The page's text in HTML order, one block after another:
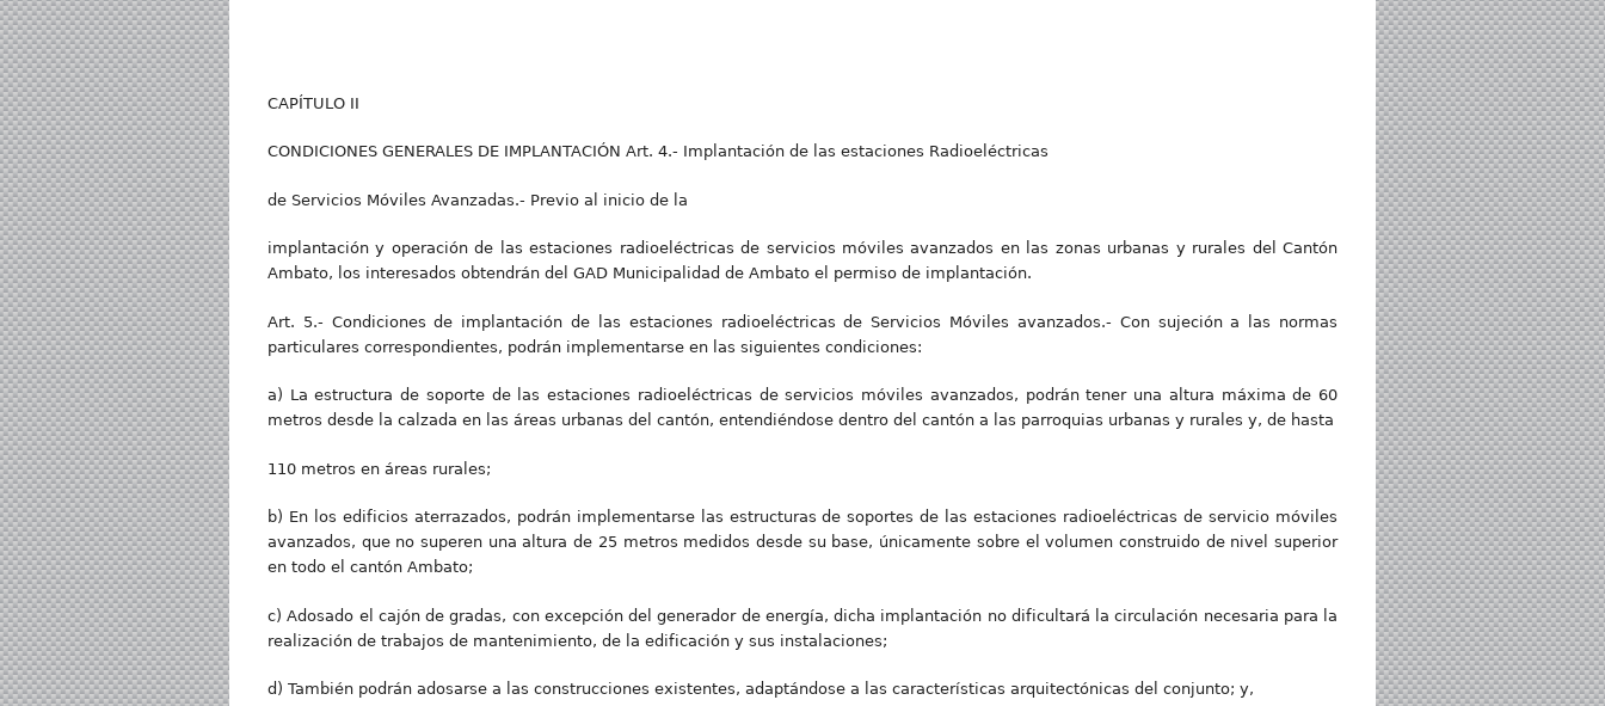
CAPÍTULO II
CONDICIONES GENERALES DE IMPLANTACIÓN Art. 4.- Implantación de las estaciones Radioeléctricas
de Servicios Móviles Avanzadas.- Previo al inicio de la
implantación y operación de las estaciones radioeléctricas de servicios móviles avanzados en las zonas urbanas y rurales del Cantón
Ambato, los interesados obtendrán del GAD Municipalidad de Ambato el permiso de implantación.
Art. 5.- Condiciones de implantación de las estaciones radioeléctricas de Servicios Móviles avanzados.- Con sujeción a las normas
particulares correspondientes, podrán implementarse en las siguientes condiciones:
a) La estructura de soporte de las estaciones radioeléctricas de servicios móviles avanzados, podrán tener una altura máxima de 60
metros desde la calzada en las áreas urbanas del cantón, entendiéndose dentro del cantón a las parroquias urbanas y rurales y, de hasta
110 metros en áreas rurales;
b) En los edificios aterrazados, podrán implementarse las estructuras de soportes de las estaciones radioeléctricas de servicio móviles
avanzados, que no superen una altura de 25 metros medidos desde su base, únicamente sobre el volumen construido de nivel superior
en todo el cantón Ambato;
c) Adosado el cajón de gradas, con excepción del generador de energía, dicha implantación no dificultará la circulación necesaria para la
realización de trabajos de mantenimiento, de la edificación y sus instalaciones;
d) También podrán adosarse a las construcciones existentes, adaptándose a las características arquitectónicas del conjunto; y,